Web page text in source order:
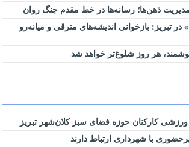
مدیریت ذهن‌ها؛ رسانه‌ها در خط مقدم جنگ روان
تبریز: بازخوانی اندیشه‌های مترقی و میانه‌رو
هر روز شلوغ‌تر خواهد شد
ورزشی کارکنان حوزه فضای سبز کلان‌شهر تبریز